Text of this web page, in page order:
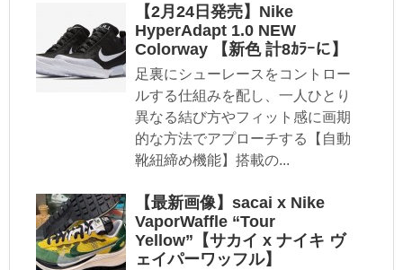
【2月24日発売】Nike
HyperAdapt 1.0 NEW
Colorway 【新色 計8ｶﾗｰに】
足裏にシューレースをコントロー
ルする仕組みを配し、一人ひとり
異なる結び方やフィット感に画期
的な方法でアプローチする【自動
靴紐締め機能】搭載の...
【最新画像】sacai x Nike
VaporWaffle “Tour
Yellow”【サカイ x ナイキ ヴ
ェイパーワッフル】